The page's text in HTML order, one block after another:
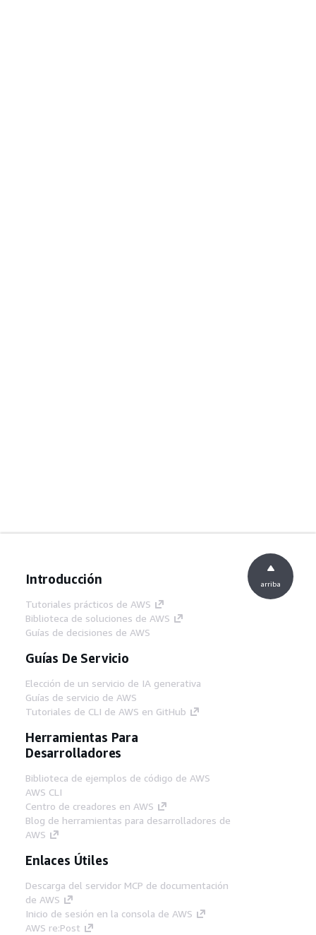
Introducción
Tutoriales prácticos de AWS
Biblioteca de soluciones de AWS
Guías de decisiones de AWS
Guías De Servicio
Elección de un servicio de IA generativa
Guías de servicio de AWS
Tutoriales de CLI de AWS en GitHub
Herramientas Para
Desarrolladores
Biblioteca de ejemplos de código de AWS
AWS CLI
Centro de creadores en AWS
Blog de herramientas para desarrolladores de
AWS
Enlaces Útiles
Descarga del servidor MCP de documentación
de AWS
Inicio de sesión en la consola de AWS
AWS re:Post
arriba